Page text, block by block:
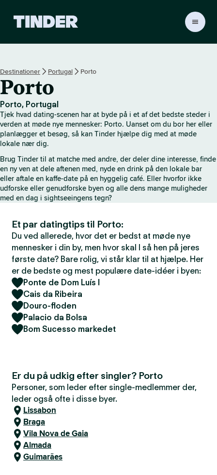
r
a
r
t
d
e
Destinationer Portugal Porto
Porto
Porto, Portugal
Tjek hvad dating-scenen har at byde på i et af det bedste steder i
verden at møde nye mennesker: Porto. Uanset om du bor her eller
planlægger et besøg, så kan Tinder hjælpe dig med at møde
lokale nær dig.
Brug Tinder til at matche med andre, der deler dine interesse, finde
en ny ven at dele aftenen med, nyde en drink på den lokale bar
eller aftale en kaffe-date på en hyggelig café. Eller hvorfor ikke
udforske eller genudforske byen og alle dens mange muligheder
med en dag i sightseeingens tegn?
Et par datingtips til Porto:
Du ved allerede, hvor det er bedst at møde nye
mennesker i din by, men hvor skal I så hen på jeres
første date? Bare rolig, vi står klar til at hjælpe. Her
er de bedste og mest populære date-idéer i byen:
Ponte de Dom Luís I
Cais da Ribeira
Douro-floden
Palacio da Bolsa
Bom Sucesso markedet
Er du på udkig efter singler? Porto
Personer, som leder efter single-medlemmer der,
leder også ofte i disse byer.
Lissabon
Braga
Vila Nova de Gaia
Almada
Guimarães